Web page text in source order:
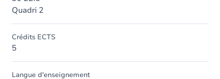
Quadri 2
Crédits ECTS
5
Langue d'enseignement